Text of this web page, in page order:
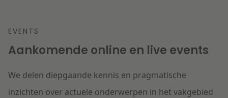
EVENTS
Aankomende online en live events
We delen diepgaande kennis en pragmatische
inzichten over actuele onderwerpen in het vakgebied